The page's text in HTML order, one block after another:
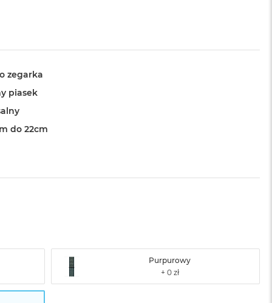
zegarka
piasek
do 22cm
Purpurowy